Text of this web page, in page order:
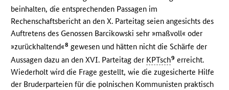
beinhalten, die entsprechenden Passagen im
Rechenschaftsbericht an den X. Parteitag seien angesichts des
Auftretens des Genossen Barcikowski sehr »maßvoll« oder
»zurückhaltend«8 gewesen und hätten nicht die Schärfe der
Aussagen dazu an den XVI. Parteitag der KPTsch9 erreicht.
Wiederholt wird die Frage gestellt, wie die zugesicherte Hilfe
der Bruderparteien für die polnischen Kommunisten praktisch